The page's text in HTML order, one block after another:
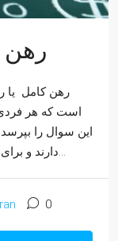
رهن
رهن کامل یا
است که هر فردی
این سوال را
دارند و برای هرکسی به نوعی می‌تواند مناسب باشد. اما...
0